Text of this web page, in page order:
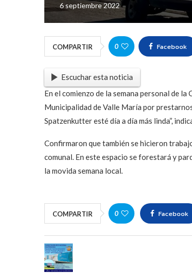
6 septiembre 2022
COMPARTIR 0 Facebook
Escuchar esta noticia
En el comienzo de la semana personal de
Municipalidad de Valle María por
Spatzenkutter esté día a día más linda”,
Confirmaron que también se hicieron
comunal. En este espacio se forestará y
la movida semana local.
COMPARTIR 0 Facebook